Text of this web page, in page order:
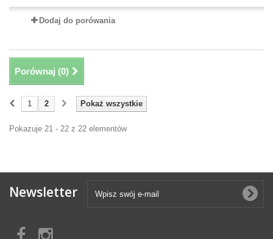
Dodaj do porówania
Porównaj (0)
Pokaż wszystkie
1 2
Pokazuje 21 - 22 z 22 elementów
Newsletter